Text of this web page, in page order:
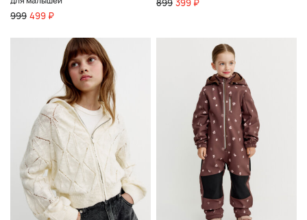
999 499 ₽
899 399 ₽